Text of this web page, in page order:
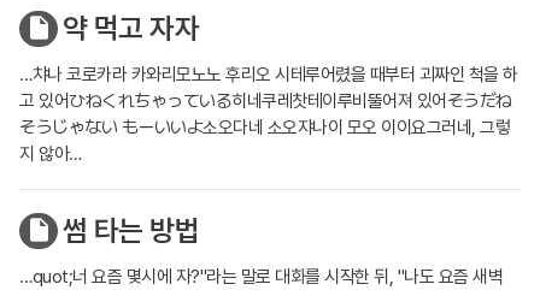
약 먹고 자자
…챠나 코로카라 카와리모노노 후리오 시테루어렸을 때부터 괴짜인 척을 하
고 있어ひねくれちゃっている히네쿠레찻테이루비뚤어져 있어そうだね
そうじゃない もーいいよ소오다네 소오쟈나이 모오 이이요그러네, 그렇
지 않아…
썸 타는 방법
…quot;너 요즘 몇시에 자?"라는 말로 대화를 시작한 뒤, "나도 요즘 새벽